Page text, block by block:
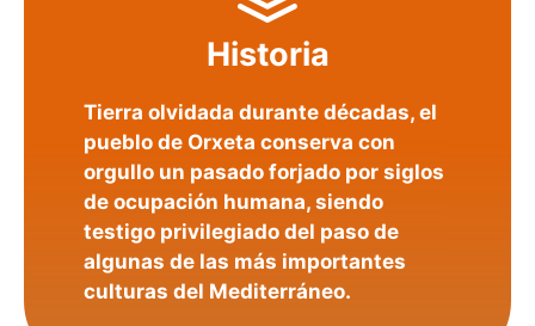
Historia
Tierra olvidada durante décadas, el
pueblo de Orxeta conserva con
orgullo un pasado forjado por siglos
de ocupación humana, siendo
testigo privilegiado del paso de
algunas de las más importantes
culturas del Mediterráneo.